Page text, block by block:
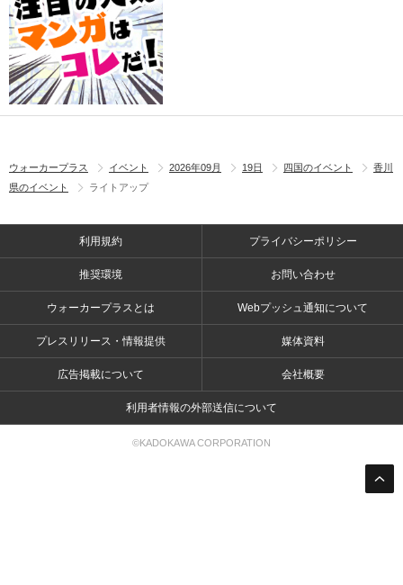
ウォーカープラス イベント 2026年09月 19日 四国のイベント
香川
県のイベント
ライトアップ
利用規約 プライバシーポリシー
推奨環境 お問い合わせ
ウォーカープラスとは Webプッシュ通知について
プレスリリース・情報提供 媒体資料
広告掲載について 会社概要
利用者情報の外部送信について
©KADOKAWA CORPORATION